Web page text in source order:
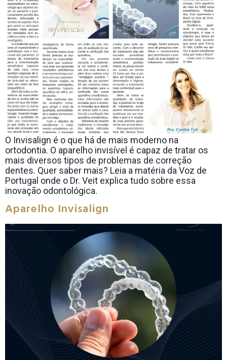
O Invisalign é o que há de mais moderno na
ortodontia. O aparelho invisível é capaz de tratar os
mais diversos tipos de problemas de correção
dentes. Quer saber mais? Leia a matéria da Voz de
Portugal onde o Dr. Veit explica tudo sobre essa
inovação odontológica.
Aparelho Invisalign